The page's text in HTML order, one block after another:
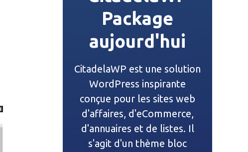
Package
aujourd'hui
CitadelaWP est une solution
WordPress inspirante
conçue pour les sites web
d'affaires, d'eCommerce,
d'annuaires et de listes. Il
s'agit d'un thème bloc